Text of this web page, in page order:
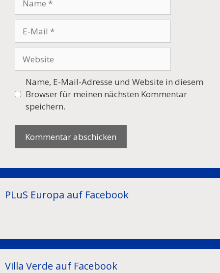
Mail
Name, E-Mail-Adresse und Website in diesem
Browser für meinen nächsten Kommentar
speichern.
PLuS Europa auf Facebook
Villa Verde auf Facebook